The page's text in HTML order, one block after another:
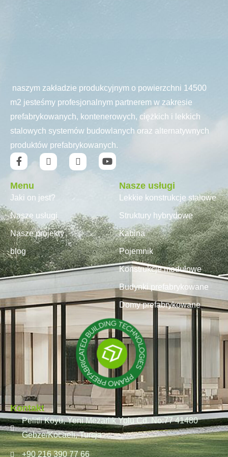
naszym zakładzie produkcyjnym o powierzchni 14500
m2 jesteśmy profesjonalnym partnerem w zakresie
prefabrykowanych, kontenerowych, ciężkich i lekkich
stalowych systemów budowlanych oraz alternatywnych
produktów prefabrykowanych.
Menu
Jaki on jest?
Nasze usługi
Nasze projekty
blog
Nasze usługi
Lekkie konstrukcje stalowe
Struktury hybrydowe
Kabina
Pojemnik
Konstrukcje modułowe
Budynki prefabrykowane
Domy prefabrykowane
Kontakt
Pelitli Köyü, Yeni Mezarlık Yolu Cd. No:77 41480
Gebze/Kocaeli, Turcja
+90 216 390 77 66